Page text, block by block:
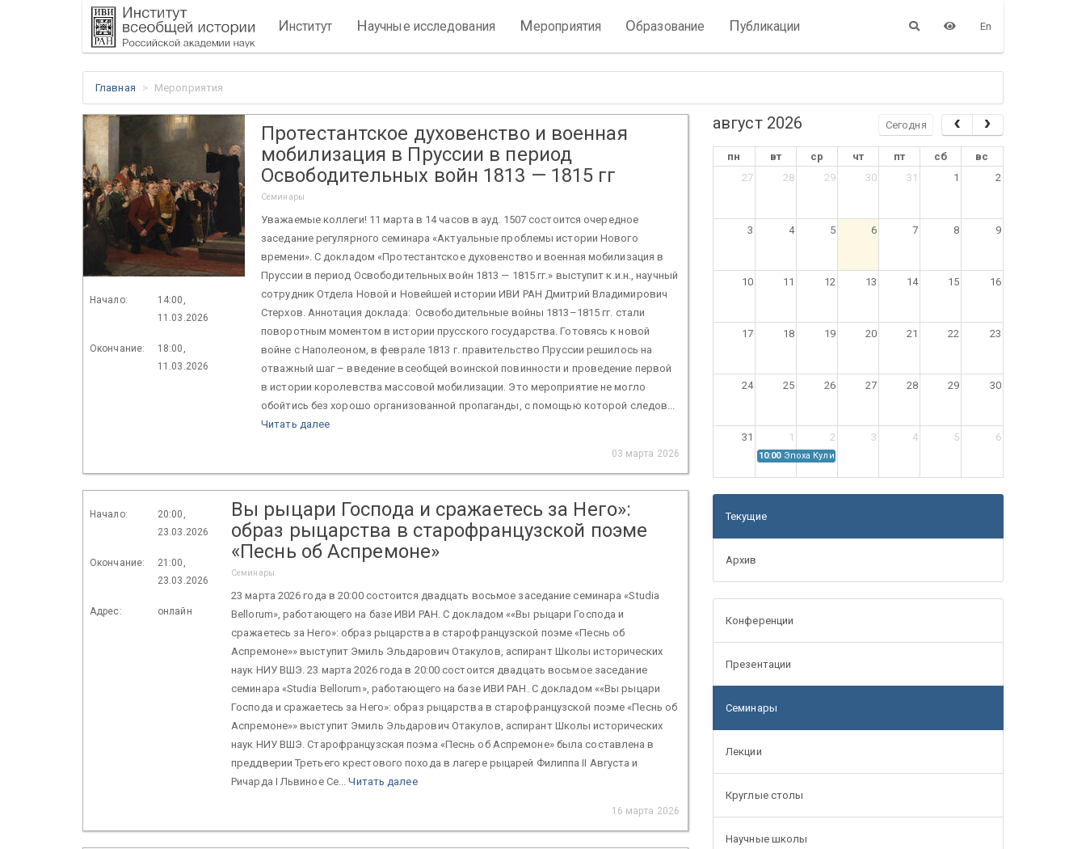
Институт Научные исследования Мероприятия Образование Публикации En
Главная Мероприятия
Начало:
14:00,
11.03.2026
Окончание:
18:00,
11.03.2026
Протестантское духовенство и военная
мобилизация в Пруссии в период
Освободительных войн 1813 — 1815 гг
Семинары
Уважаемые коллеги! 11 марта в 14 часов в ауд. 1507 состоится очередное
заседание регулярного семинара «Актуальные проблемы истории Нового
времени». С докладом «Протестантское духовенство и военная мобилизация в
Пруссии в период Освободительных войн 1813 — 1815 гг.» выступит к.и.н., научный
сотрудник Отдела Новой и Новейшей истории ИВИ РАН Дмитрий Владимирович
Стерхов. Аннотация доклада: Освободительные войны 1813–1815 гг. стали
поворотным моментом в истории прусского государства. Готовясь к новой
войне с Наполеоном, в феврале 1813 г. правительство Пруссии решилось на
отважный шаг – введение всеобщей воинской повинности и проведение первой
в истории королевства массовой мобилизации. Это мероприятие не могло
обойтись без хорошо организованной пропаганды, с помощью которой следов...
Читать далее
03 марта 2026
Начало:
20:00,
23.03.2026
Окончание:
21:00,
23.03.2026
Адрес: онлайн
Вы рыцари Господа и сражаетесь за Него»:
образ рыцарства в старофранцузской поэме
«Песнь об Аспремоне»
Семинары
23 марта 2026 года в 20:00 состоится двадцать восьмое заседание семинара «Studia
Bellorum», работающего на базе ИВИ РАН. С докладом ««Вы рыцари Господа и
сражаетесь за Него»: образ рыцарства в старофранцузской поэме «Песнь об
Аспремоне»» выступит Эмиль Эльдарович Отакулов, аспирант Школы исторических
наук НИУ ВШЭ. 23 марта 2026 года в 20:00 состоится двадцать восьмое заседание
семинара «Studia Bellorum», работающего на базе ИВИ РАН. С докладом ««Вы рыцари
Господа и сражаетесь за Него»: образ рыцарства в старофранцузской поэме «Песнь об
Аспремоне»» выступит Эмиль Эльдарович Отакулов, аспирант Школы исторических
наук НИУ ВШЭ. Старофранцузская поэма «Песнь об Аспремоне» была составлена в
преддверии Третьего крестового похода в лагере рыцарей Филиппа II Августа и
Ричарда I Львиное Се...Читать далее
16 марта 2026
август 2026 Сегодня
пн вт ср чт пт сб
вс
27
28 29 30 31 1 2
3 4 5 6 7 8 9
10 11 12 13 14 15 16
17 18 19 20 21 22 23
24 25 26 27 28 29 30
31 1 2 3 4 5 6
10:00 Эпоха Куликовской битвы: Проблемы источниковедения
Текущие
Архив
Конференции
Презентации
Семинары
Лекции
Круглые столы
Научные школы